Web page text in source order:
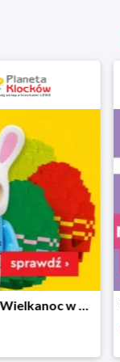
Prezenty na Wielkanoc w Planecie Klocków od 16,99 zł